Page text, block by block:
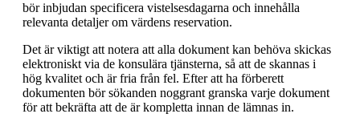
bör inbjudan specificera vistelsesdagarna och innehålla
relevanta detaljer om värdens reservation.
Det är viktigt att notera att alla dokument kan behöva skickas
elektroniskt via de konsulära tjänsterna, så att de skannas i
hög kvalitet och är fria från fel. Efter att ha förberett
dokumenten bör sökanden noggrant granska varje dokument
för att bekräfta att de är kompletta innan de lämnas in.